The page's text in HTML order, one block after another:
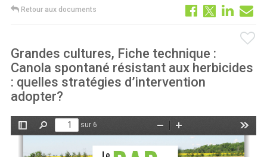
Retour aux documents
Grandes cultures, Fiche technique :
Canola spontané résistant aux herbicides
: quelles stratégies d’intervention
adopter?
Afficher/Masquer
panneau
Rechercher
sur 6
Outils
ZoomZoom